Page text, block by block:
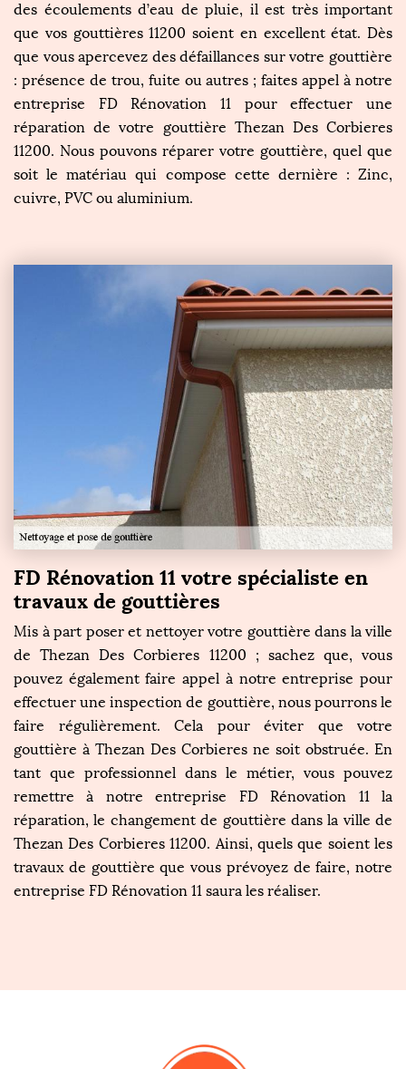
des écoulements d’eau de pluie, il est très important
que vos gouttières 11200 soient en excellent état. Dès
que vous apercevez des défaillances sur votre gouttière
: présence de trou, fuite ou autres ; faites appel à notre
entreprise FD Rénovation 11 pour effectuer une
réparation de votre gouttière Thezan Des Corbieres
11200. Nous pouvons réparer votre gouttière, quel que
soit le matériau qui compose cette dernière : Zinc,
cuivre, PVC ou aluminium.
FD Rénovation 11 votre spécialiste en
travaux de gouttières
Mis à part poser et nettoyer votre gouttière dans la ville
de Thezan Des Corbieres 11200 ; sachez que, vous
pouvez également faire appel à notre entreprise pour
effectuer une inspection de gouttière, nous pourrons le
faire régulièrement. Cela pour éviter que votre
gouttière à Thezan Des Corbieres ne soit obstruée. En
tant que professionnel dans le métier, vous pouvez
remettre à notre entreprise FD Rénovation 11 la
réparation, le changement de gouttière dans la ville de
Thezan Des Corbieres 11200. Ainsi, quels que soient les
travaux de gouttière que vous prévoyez de faire, notre
entreprise FD Rénovation 11 saura les réaliser.